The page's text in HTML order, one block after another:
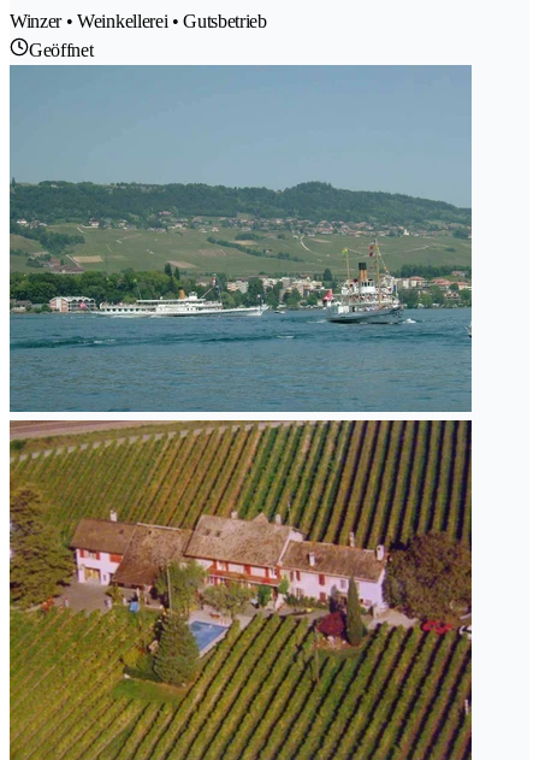
Winzer • Weinkellerei • Gutsbetrieb
Geöffnet